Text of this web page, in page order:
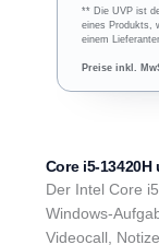
** Die UVP ist
eines Produkts,
einem
Preise inkl.
Core i5-
Der Intel Core
Windows-
Videocall,